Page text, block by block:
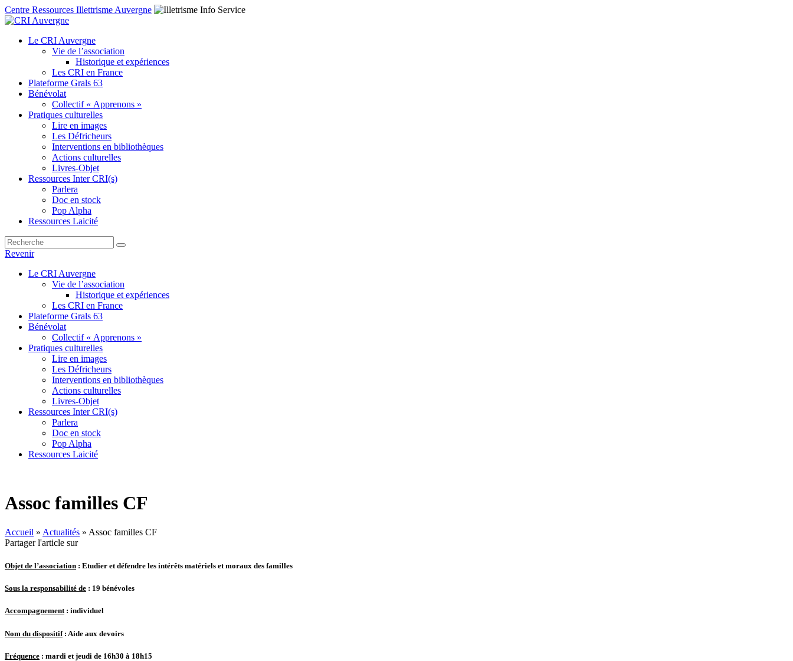
Centre Ressources Illettrisme Auvergne
Le CRI Auvergne
Vie de l’association
Historique et expériences
Les CRI en France
Plateforme Grals 63
Bénévolat
Collectif « Apprenons »
Pratiques culturelles
Lire en images
Les Défricheurs
Interventions en bibliothèques
Actions culturelles
Livres-Objet
Ressources Inter CRI(s)
Parlera
Doc en stock
Pop Alpha
Ressources Laicité
Revenir
Le CRI Auvergne
Vie de l’association
Historique et expériences
Les CRI en France
Plateforme Grals 63
Bénévolat
Collectif « Apprenons »
Pratiques culturelles
Lire en images
Les Défricheurs
Interventions en bibliothèques
Actions culturelles
Livres-Objet
Ressources Inter CRI(s)
Parlera
Doc en stock
Pop Alpha
Ressources Laicité
Assoc familles CF
Accueil » Actualités » Assoc familles CF
Partager l'article sur
Objet de l’association : Etudier et défendre les intérêts matériels et moraux des familles
Sous la responsabilité de : 19 bénévoles
Accompagnement: individuel
Nom du dispositif: Aide aux devoirs
Fréquence : mardi et jeudi de 16h30 à 18h15